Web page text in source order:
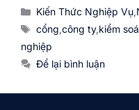
Danh
mục
Kiến Thức Nghiệp Vụ,
Thẻ
cổng,công ty,kiểm
nghiệp
Để lại bình luận